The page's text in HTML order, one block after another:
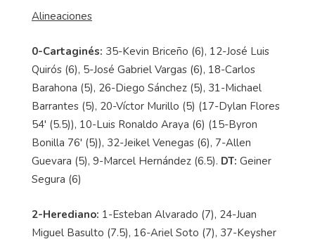
Alineaciones
0-Cartaginés: 35-Kevin Briceño (6), 12-José Luis
Quirós (6), 5-José Gabriel Vargas (6), 18-Carlos
Barahona (5), 26-Diego Sánchez (5), 31-Michael
Barrantes (5), 20-Víctor Murillo (5) (17-Dylan Flores
54' (5.5)), 10-Luis Ronaldo Araya (6) (15-Byron
Bonilla 76' (5)), 32-Jeikel Venegas (6), 7-Allen
Guevara (5), 9-Marcel Hernández (6.5). DT: Geiner
Segura (6)
2-Herediano: 1-Esteban Alvarado (7), 24-Juan
Miguel Basulto (7.5), 16-Ariel Soto (7), 37-Keysher